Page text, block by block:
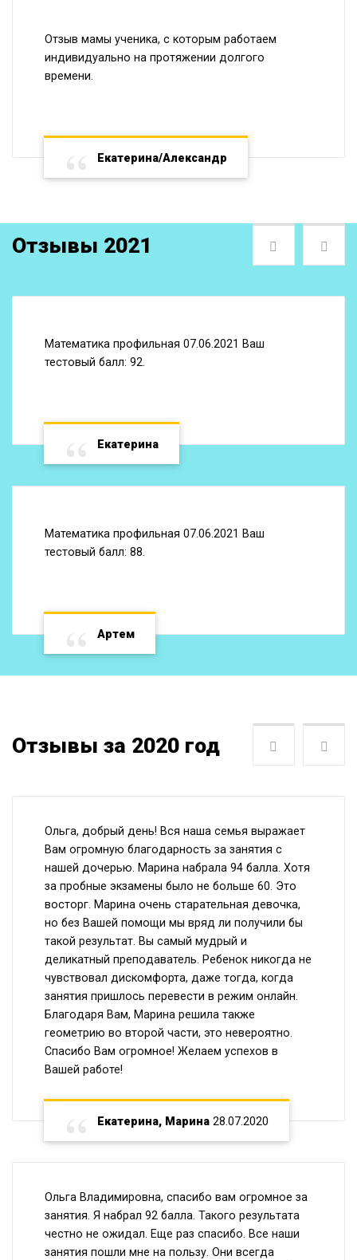
Отзыв мамы ученика, с которым работаем
индивидуально на протяжении долгого
времени.
Екатерина/Александр
Отзывы 2021 Следующая
Математика профильная 07.06.2021 Ваш
тестовый балл: 92.
Екатерина
Математика профильная 07.06.2021 Ваш
тестовый балл: 88.
Артем
Отзывы за 2020 год Следующая
Ольга, добрый день! Вся наша семья выражает
Вам огромную благодарность за занятия с
нашей дочерью. Марина набрала 94 балла. Хотя
за пробные экзамены было не больше 60. Это
восторг. Марина очень старательная девочка,
но без Вашей помощи мы вряд ли получили бы
такой результат. Вы самый мудрый и
деликатный преподаватель. Ребенок никогда не
чувствовал дискомфорта, даже тогда, когда
занятия пришлось перевести в режим онлайн.
Благодаря Вам, Марина решила также
геометрию во второй части, это невероятно.
Спасибо Вам огромное! Желаем успехов в
Вашей работе!
Екатерина, Марина 28.07.2020
Ольга Владимировна, спасибо вам огромное за
занятия. Я набрал 92 балла. Такого результата
честно не ожидал. Еще раз спасибо. Все наши
занятия пошли мне на пользу. Они всегда